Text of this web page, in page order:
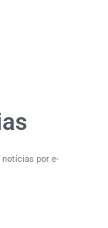
notícias por e-